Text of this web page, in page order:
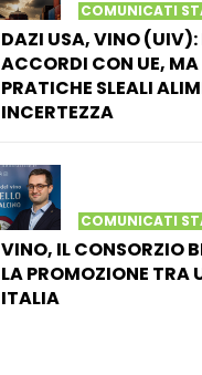
COMUNICATI
DAZI USA, VINO (UIV):
ACCORDI CON UE,
PRATICHE SLEALI
INCERTEZZA
COMUNICATI
VINO, IL CONSORZIO
LA PROMOZIONE TRA
ITALIA